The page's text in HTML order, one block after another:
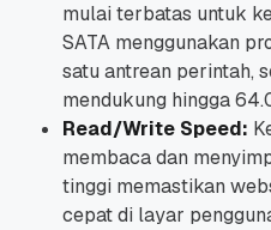
mulai terbatas untuk
SATA menggunakan
satu antrean perintah,
mendukung hingga
Read/Write Speed:
membaca dan
tinggi memastikan
cepat di layar